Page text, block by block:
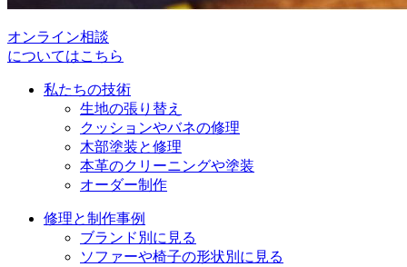
オンライン相談
についてはこちら
私たちの技術
生地の張り替え
クッションやバネの修理
木部塗装と修理
本革のクリーニングや塗装
オーダー制作
修理と制作事例
ブランド別に見る
ソファーや椅子の形状別に見る